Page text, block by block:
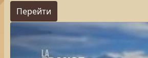
Перейти